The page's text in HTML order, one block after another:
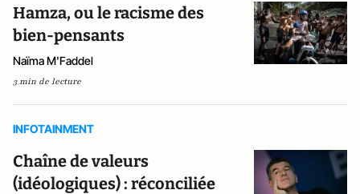
Hamza, ou le racisme des
bien-pensants
Naïma M'Faddel
3 min de lecture
INFOTAINMENT
Chaîne de valeurs
(idéologiques) : réconciliée